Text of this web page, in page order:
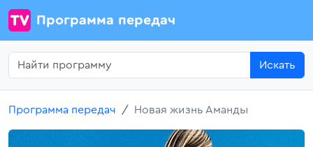
Программа передач
Искать
Программа передач Новая жизнь Аманды